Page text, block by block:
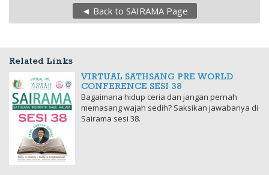
◄ Back to SAIRAMA Page
Related Links
VIRTUAL SATHSANG PRE WORLD
CONFERENCE SESI 38
Bagaimana hidup ceria dan jangan pernah
memasang wajah sedih? Saksikan jawabanya di
Sairama sesi 38.